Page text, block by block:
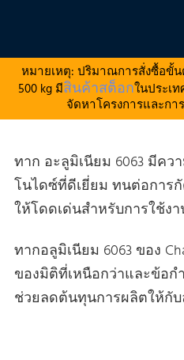
หมายเหตุ: ปริมาณการสั่งซื้อขั้
500 kg มีสินค้าสต็อกในประเ
จัดหาโครงการและก
ทาก อะลูมิเนียม 6063 มีค
โนไดซ์ที่ดีเยี่ยม ทนต่อการ
ให้โดดเด่นสําหรับการใช้ง
ทากอลูมิเนียม 6063 ของ
ของมิติที่เหนือกว่าและข้อ
ช่วยลดต้นทุนการผลิตให้กั